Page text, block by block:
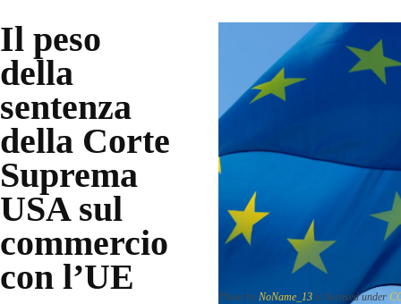
Il peso
della
sentenza
della Corte
Suprema
USA sul
commercio
con l’UE
Photo by NoName_13 is licensed under